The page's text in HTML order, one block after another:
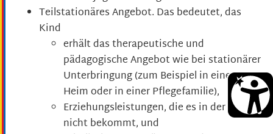
Teilstationäres Angebot. Das bedeutet, das
Kind
erhält das therapeutische und
pädagogische Angebot wie bei stationärer
Unterbringung (zum Beispiel in einem
Heim oder in einer Pflegefamilie),
Erziehungsleistungen, die es in der Familie
nicht bekommt, und